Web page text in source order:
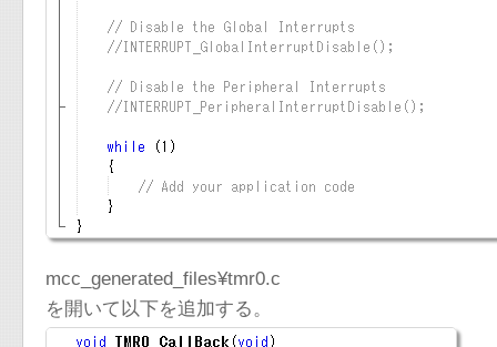
mcc_generated_files¥tmr0.c
を開いて以下を追加する。